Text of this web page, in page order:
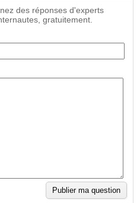
des réponses d'experts
gratuitement.